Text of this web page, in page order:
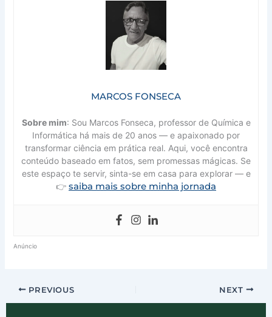
MARCOS FONSECA
Sobre mim: Sou Marcos Fonseca, professor de Química e
Informática há mais de 20 anos — e apaixonado por
transformar ciência em prática real. Aqui, você encontra
conteúdo baseado em fatos, sem promessas mágicas. Se
este espaço te servir, sinta-se em casa para explorar — e
👉 saiba mais sobre minha jornada
Anúncio
PREVIOUS NEXT